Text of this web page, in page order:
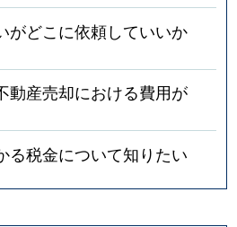
がどこに依頼していいか
動産売却における費用が
る税金について知りたい